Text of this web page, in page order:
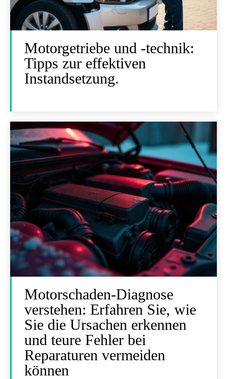
Motorgetriebe und -technik:
Tipps zur effektiven
Instandsetzung.
Motorschaden-Diagnose
verstehen: Erfahren Sie, wie
Sie die Ursachen erkennen
und teure Fehler bei
Reparaturen vermeiden
können